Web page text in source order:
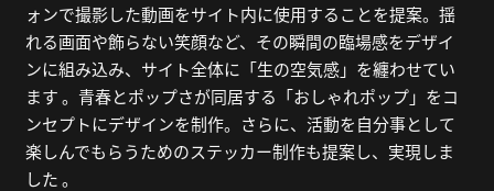
ォンで撮影した動画をサイト内に使用することを提案。揺
れる画面や飾らない笑顔など、その瞬間の臨場感をデザイ
ンに組み込み、サイト全体に「生の空気感」を纏わせてい
ます 。青春とポップさが同居する「おしゃれポップ」をコ
ンセプトにデザインを制作。さらに、活動を自分事として
楽しんでもらうためのステッカー制作も提案し、実現しま
した 。